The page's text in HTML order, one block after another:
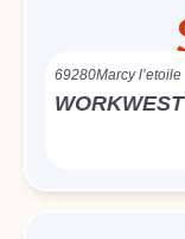
69280Marcy l’etoile
WORKWEST